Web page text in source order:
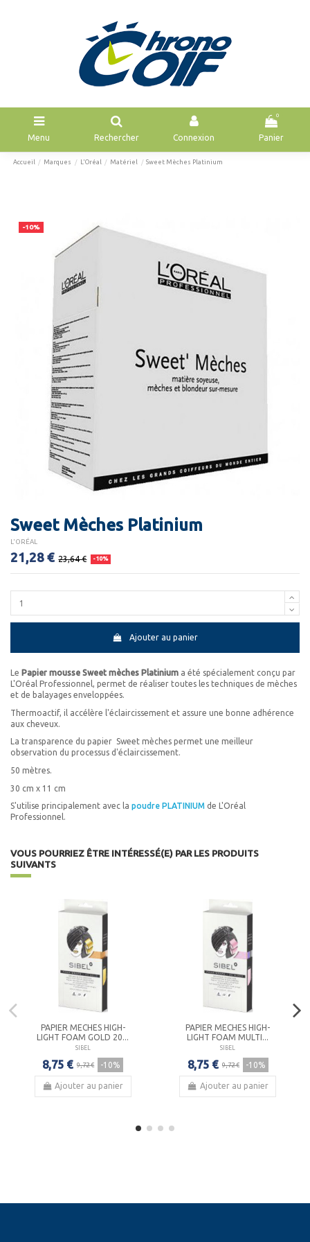
Menu Rechercher Connexion
0
Panier
Accueil Marques L'Oréal Matériel Sweet Mèches Platinium
-10%
Sweet Mèches Platinium
L'ORÉAL
21,28 € 23,64 € -10%
Ajouter au panier
Le Papier mousse Sweet mèches Platinium a été spécialement conçu par
L'Oréal Professionnel, permet de réaliser toutes les techniques de mèches
et de balayages enveloppées.
Thermoactif, il accélère l'éclaircissement et assure une bonne adhérence
aux cheveux.
La transparence du papier Sweet mèches permet une meilleur
observation du processus d'éclaircissement.
50 mètres.
30 cm x 11 cm
S'utilise principalement avec la poudre PLATINIUM de L'Oréal
Professionnel.
VOUS POURRIEZ ÊTRE INTÉRESSÉ(E) PAR LES PRODUITS
SUIVANTS
PAPIER MECHES HIGH-
LIGHT FOAM GOLD 20...
SIBEL
8,75 € 9,72 € -10%
Ajouter au panier
PAPIER MECHES HIGH-
LIGHT FOAM MULTI...
SIBEL
8,75 € 9,72 € -10%
Ajouter au panier